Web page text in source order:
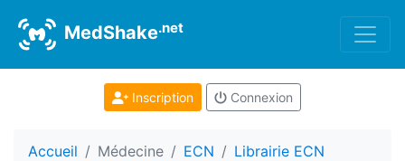
MedShake.net
Inscription Connexion
Accueil Médecine ECN
Librairie ECN